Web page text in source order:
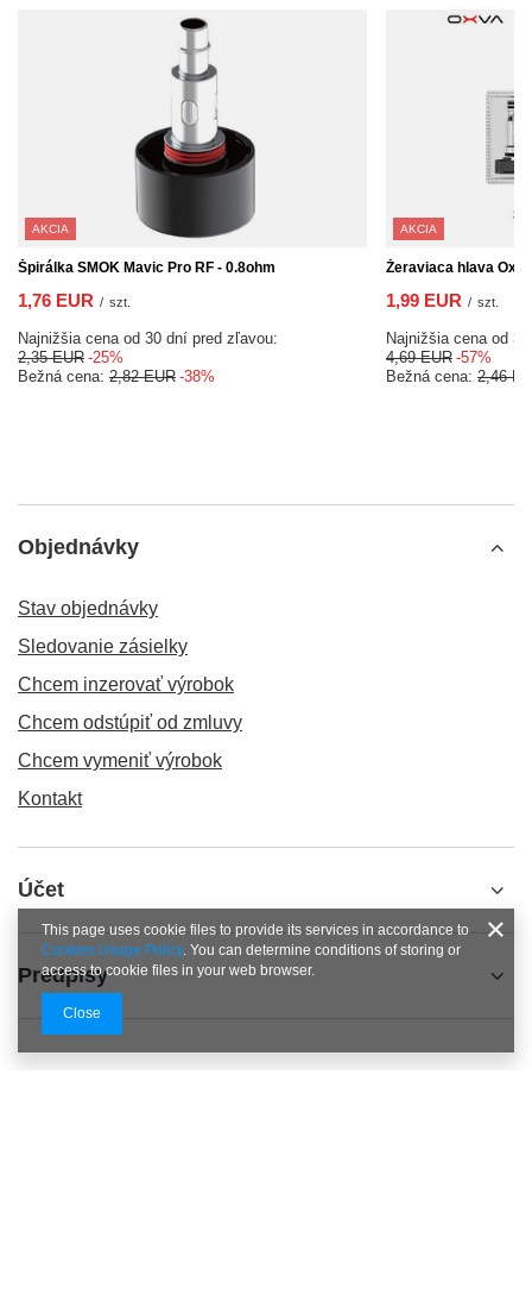
AKCIA
Špirálka SMOK Mavic Pro RF - 0.8ohm
1,76 EUR / szt.
Najnižšia cena od 30 dní pred zľavou:
2,35 EUR -25%
Bežná cena: 2,82 EUR -38%
AKCIA
Žeraviaca hlava
1,99 EUR / szt.
Najnižšia cena od
4,69 EUR -57%
Bežná cena: 2,46
Objednávky
Stav objednávky
Sledovanie zásielky
Chcem inzerovať výrobok
Chcem odstúpiť od zmluvy
Chcem vymeniť výrobok
Kontakt
Účet
Predpisy
This page uses cookie files to provide its services in accordance to
Cookies Usage Policy. You can determine conditions of storing or
access to cookie files in your web browser.
Close